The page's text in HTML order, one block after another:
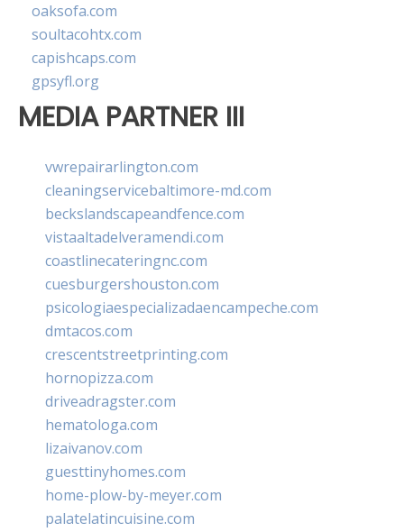
oaksofa.com
soultacohtx.com
capishcaps.com
gpsyfl.org
MEDIA PARTNER III
vwrepairarlington.com
cleaningservicebaltimore-md.com
beckslandscapeandfence.com
vistaaltadelveramendi.com
coastlinecateringnc.com
cuesburgershouston.com
psicologiaespecializadaencampeche.com
dmtacos.com
crescentstreetprinting.com
hornopizza.com
driveadragster.com
hematologa.com
lizaivanov.com
guesttinyhomes.com
home-plow-by-meyer.com
palatelatincuisine.com